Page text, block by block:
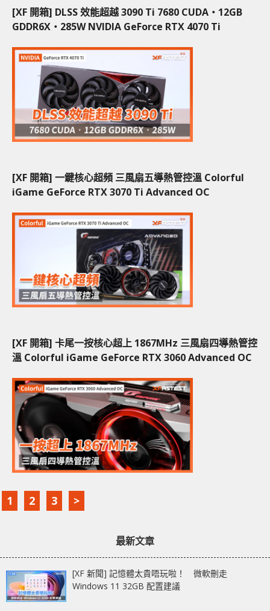
[XF 開箱] DLSS 效能超越 3090 Ti 7680 CUDA‧12GB
GDDR6X‧285W NVIDIA GeForce RTX 4070 Ti
[XF 開箱] 一鍵核心超頻 三風扇五導熱管控溫 Colorful
iGame GeForce RTX 3070 Ti Advanced OC
[XF 開箱] 卡尾一按核心超上 1867MHz 三風扇四導熱管控
溫 Colorful iGame GeForce RTX 3060 Advanced OC
1 2 3 >
最新文章
[XF 新聞] 記憶體太貴唔玩啦！ 微軟刪走
Windows 11 32GB 配置建議